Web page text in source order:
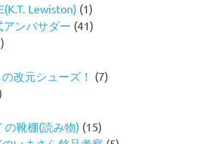
Lewiston) (1)
アンバサダー (41)
改元シューズ！ (7)
の靴棚(読み物) (15)